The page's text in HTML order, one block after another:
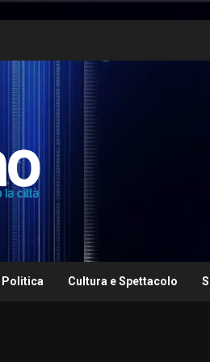
Politica Cultura e Spettacolo